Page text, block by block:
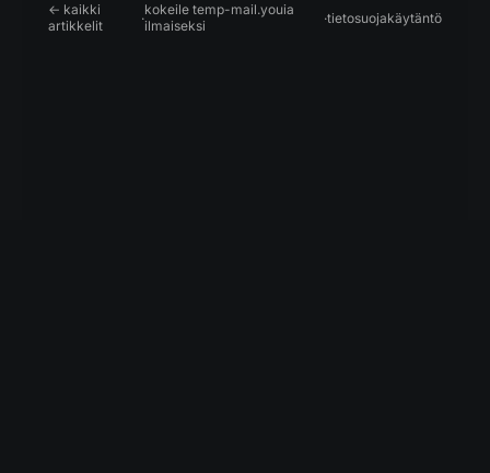
← kaikki
artikkelit
·kokeile temp-mail.youia
ilmaiseksi
·tietosuojakäytäntö